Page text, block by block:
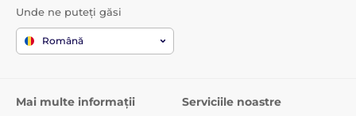
Unde ne puteți găsi
Română
Mai multe informații Serviciile noastre